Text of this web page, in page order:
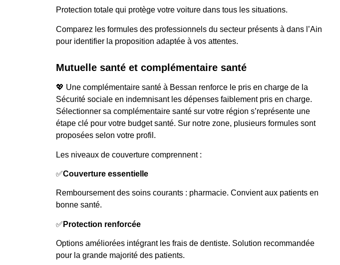
Protection totale qui protège votre voiture dans tous les situations.
Comparez les formules des professionnels du secteur présents à dans l’Ain
pour identifier la proposition adaptée à vos attentes.
Mutuelle santé et complémentaire santé
💖 Une complémentaire santé à Bessan renforce le pris en charge de la
Sécurité sociale en indemnisant les dépenses faiblement pris en charge.
Sélectionner sa complémentaire santé sur votre région s’représente une
étape clé pour votre budget santé. Sur notre zone, plusieurs formules sont
proposées selon votre profil.
Les niveaux de couverture comprennent :
✅Couverture essentielle
Remboursement des soins courants : pharmacie. Convient aux patients en
bonne santé.
✅ Protection renforcée
Options améliorées intégrant les frais de dentiste. Solution recommandée
pour la grande majorité des patients.